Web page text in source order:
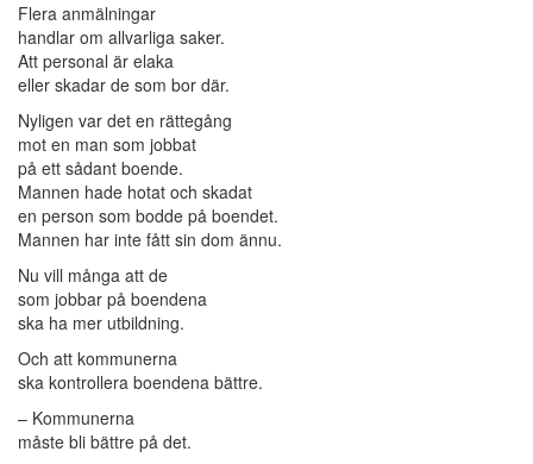
Flera anmälningar
handlar om allvarliga saker.
Att personal är elaka
eller skadar de som bor där.
Nyligen var det en rättegång
mot en man som jobbat
på ett sådant boende.
Mannen hade hotat och skadat
en person som bodde på boendet.
Mannen har inte fått sin dom ännu.
Nu vill många att de
som jobbar på boendena
ska ha mer utbildning.
Och att kommunerna
ska kontrollera boendena bättre.
– Kommunerna
måste bli bättre på det.